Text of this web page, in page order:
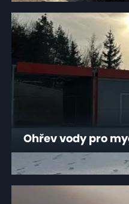
Ohřev vody pro